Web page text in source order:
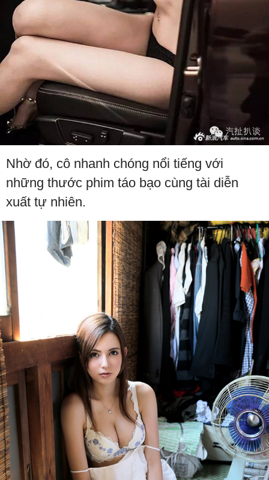
Nhờ đó, cô nhanh chóng nổi tiếng với
những thước phim táo bạo cùng tài diễn
xuất tự nhiên.